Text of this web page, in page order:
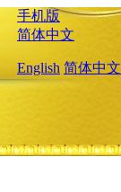
手机版
简体中文
English 简体中文